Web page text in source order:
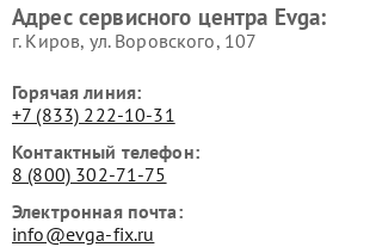
Адрес сервисного центра Evga:
г. Киров, ул. Воровского, 107
Горячая линия:
+7 (833) 222-10-31
Контактный телефон:
8 (800) 302-71-75
Электронная почта:
info@evga-fix.ru